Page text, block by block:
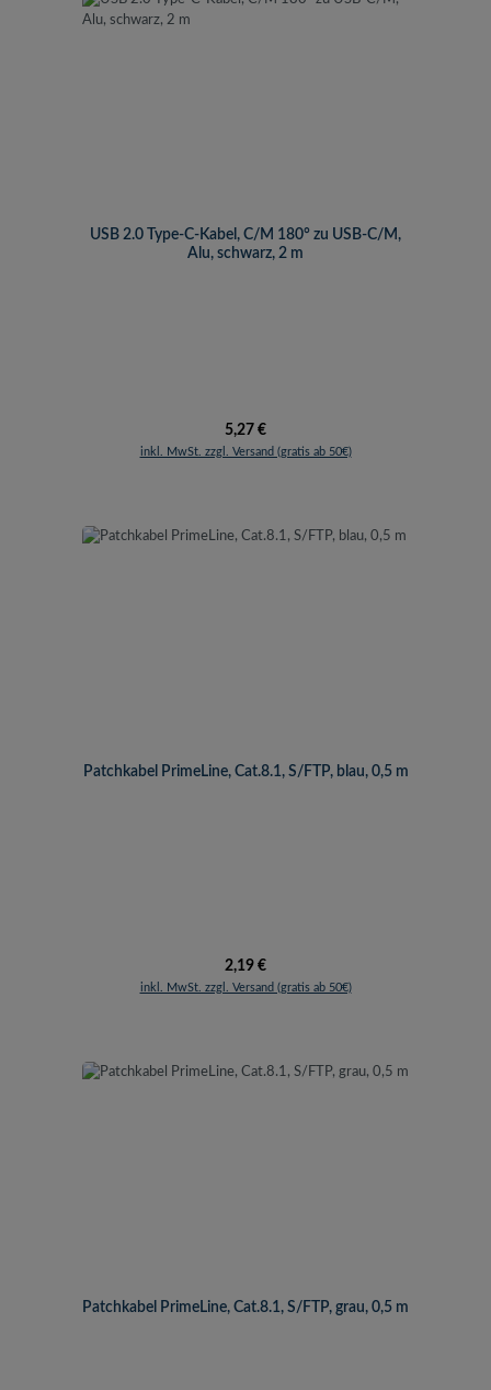
USB 2.0 Type-C-Kabel, C/M 180° zu USB-C/M,
Alu, schwarz, 2 m
Regulärer Preis:
5,27 €
inkl. MwSt. zzgl. Versand (gratis ab 50€)
Patchkabel PrimeLine, Cat.8.1, S/FTP, blau, 0,5 m
Regulärer Preis:
2,19 €
inkl. MwSt. zzgl. Versand (gratis ab 50€)
Patchkabel PrimeLine, Cat.8.1, S/FTP, grau, 0,5 m